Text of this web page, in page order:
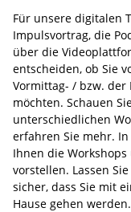
Für unsere digitalen
Impulsvortrag, die
über die
entscheiden, ob Sie
Vormittag- / bzw. der
möchten. Schauen
unterschiedlichen
erfahren Sie mehr.
Ihnen die
vorstellen. Lassen
sicher, dass Sie mit
Hause gehen werden.